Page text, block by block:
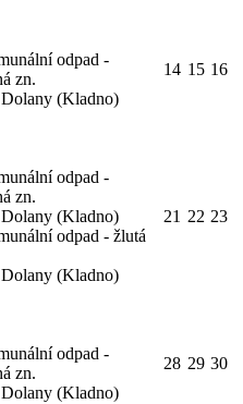
odpad -
zn.
Dolany (Kladno)
14 15 16
odpad -
zn.
Dolany (Kladno)
odpad - žlutá
Dolany (Kladno)
21 22 23
odpad -
zn.
Dolany (Kladno)
28 29 30